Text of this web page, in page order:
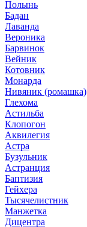
Полынь
Бадан
Лаванда
Вероника
Барвинок
Вейник
Котовник
Монарда
Нивяник (ромашка)
Глехома
Астильба
Клопогон
Аквилегия
Астра
Бузульник
Астранция
Баптизия
Гейхера
Тысячелистник
Манжетка
Дицентра